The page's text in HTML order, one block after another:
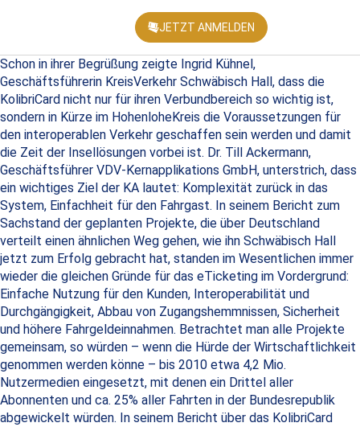
JETZT ANMELDEN
Schon in ihrer Begrüßung zeigte Ingrid Kühnel,
Geschäftsführerin KreisVerkehr Schwäbisch Hall, dass die
KolibriCard nicht nur für ihren Verbundbereich so wichtig ist,
sondern in Kürze im HohenloheKreis die Voraussetzungen für
den interoperablen Verkehr geschaffen sein werden und damit
die Zeit der Insellösungen vorbei ist. Dr. Till Ackermann,
Geschäftsführer VDV-Kernapplikations GmbH, unterstrich, dass
ein wichtiges Ziel der KA lautet: Komplexität zurück in das
System, Einfachheit für den Fahrgast. In seinem Bericht zum
Sachstand der geplanten Projekte, die über Deutschland
verteilt einen ähnlichen Weg gehen, wie ihn Schwäbisch Hall
jetzt zum Erfolg gebracht hat, standen im Wesentlichen immer
wieder die gleichen Gründe für das eTicketing im Vordergrund:
Einfache Nutzung für den Kunden, Interoperabilität und
Durchgängigkeit, Abbau von Zugangshemmnissen, Sicherheit
und höhere Fahrgeldeinnahmen. Betrachtet man alle Projekte
gemeinsam, so würden – wenn die Hürde der Wirtschaftlichkeit
genommen werden könne – bis 2010 etwa 4,2 Mio.
Nutzermedien eingesetzt, mit denen ein Drittel aller
Abonnenten und ca. 25% aller Fahrten in der Bundesrepublik
abgewickelt würden. In seinem Bericht über das KolibriCard